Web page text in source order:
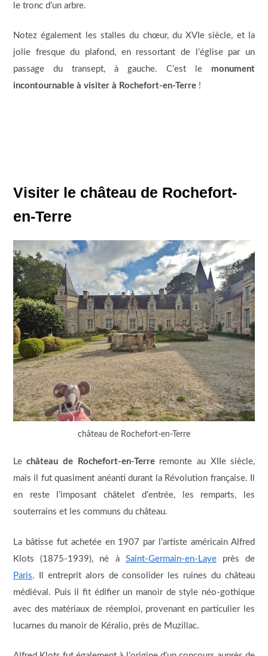
le tronc d’un arbre.
Notez également les stalles du chœur, du XVIe siècle, et la
jolie fresque du plafond, en ressortant de l’église par un
passage du transept, à gauche. C’est le monument
incontournable à visiter à Rochefort-en-Terre!
Visiter le château de Rochefort-
en-Terre
château de Rochefort-en-Terre
Lechâteau de Rochefort-en-Terreremonte au XIIe siècle,
mais il fut quasiment anéanti durant la Révolution française. Il
en reste l’imposant châtelet d’entrée, les remparts, les
souterrains et les communs du château.
La bâtisse fut achetée en 1907 par l’artiste américain Alfred
Klots (1875-1939), né à Saint-Germain-en-Layeprès de
Paris. Il entreprit alors de consolider les ruines du château
médiéval. Puis il fit édifier un manoir de style néo-gothique
avec des matériaux de réemploi, provenant en particulier les
lucarnes du manoir de Kéralio, près de Muzillac.